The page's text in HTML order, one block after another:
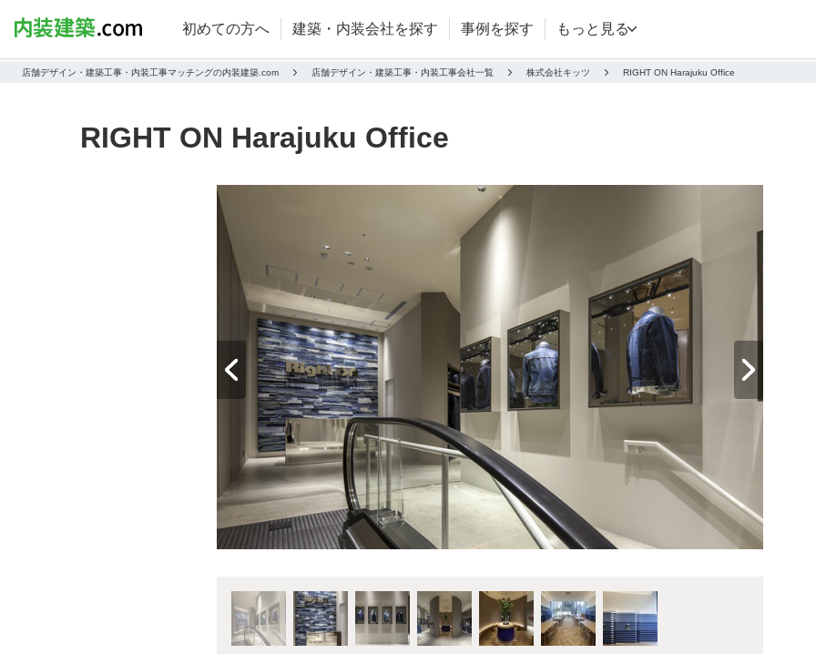
初めての方へ 建築・内装会社を探す 事例を探す もっと見る
店舗デザイン・建築工事・内装工事マッチングの内装建築.com 店舗デザイン・建築工事・内装工事会社一覧 株式会社キッツ RIGHT ON Harajuku Office
RIGHT ON Harajuku Office